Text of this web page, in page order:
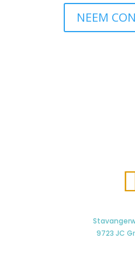
NEEM
9723 JC